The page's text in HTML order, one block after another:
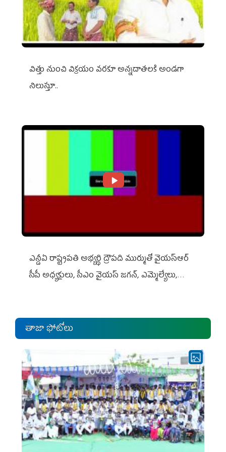
విత్తు నుంచి విక్రయం వరకూ అన్నదాతలకి అండగా
నిలుస్తూ..
ఎన్డీఏ రాష్ట్ర‌ప‌తి అభ్య‌ర్థి ద్రౌప‌ది ముర్ముతో వైయ‌స్ఆర్
సీపీ అధ్య‌క్షులు, సీఎం వైయ‌స్ జ‌గ‌న్, ఎమ్మెల్యేలు,
తాజా ఫోటోలు